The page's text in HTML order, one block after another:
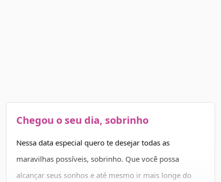
Chegou o seu dia, sobrinho
Nessa data especial quero te desejar todas as
maravilhas possíveis, sobrinho. Que você possa
alcançar seus sonhos e até mesmo ir mais longe do